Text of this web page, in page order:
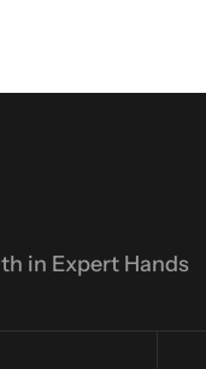
in Expert Hands